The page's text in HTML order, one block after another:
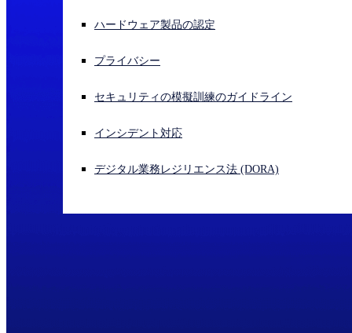
サイバー攻撃を受けている場合、連絡先はこちら
ハードウェア製品の認定
プライバシー
セキュリティの模擬訓練のガイドライン
インシデント対応
デジタル業務レジリエンス法 (DORA)